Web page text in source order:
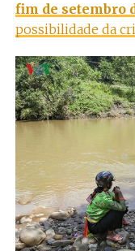
fim de setembro
possibilidade da